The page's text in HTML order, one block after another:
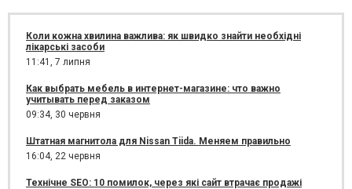
Коли кожна хвилина важлива: як швидко знайти необхідні
лікарські засоби
11:41, 7 липня
Как выбрать мебель в интернет-магазине: что важно
учитывать перед заказом
09:34, 30 червня
Штатная магнитола для Nissan Tiida. Меняем правильно
16:04, 22 червня
Технічне SEO: 10 помилок, через які сайт втрачає продажі